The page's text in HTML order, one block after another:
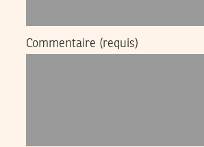
Commentaire (requis)